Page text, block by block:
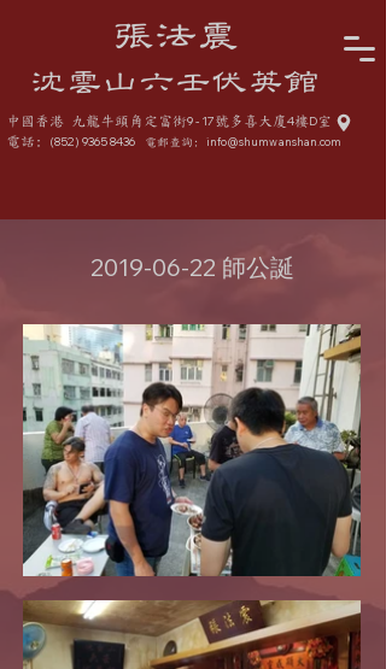
張法震
沈雲山六壬伏英館
中國香港 九龍牛頭角定富街9 - 17號多喜大廈4樓D室
電話: (852) 9365 8436 電郵查詢: info@shumwanshan.com
2019-06-22 師公誕